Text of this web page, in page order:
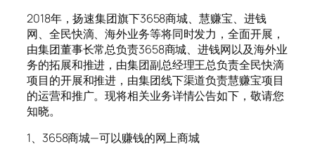
2018年，扬速集团旗下3658商城、慧赚宝、进钱
网、全民快滴、海外业务等将同时发力，全面开展，
由集团董事长常总负责3658商城、进钱网以及海外业
务的拓展和推进，由集团副总经理王总负责全民快滴
项目的开展和推进，由集团线下渠道负责慧赚宝项目
的运营和推广。现将相关业务详情公告如下，敬请您
知晓。
1、3658商城—可以赚钱的网上商城